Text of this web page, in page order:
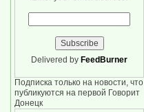
Delivered by FeedBurner
Подписка только на новости, что
публикуются на первой Говорит
Донецк